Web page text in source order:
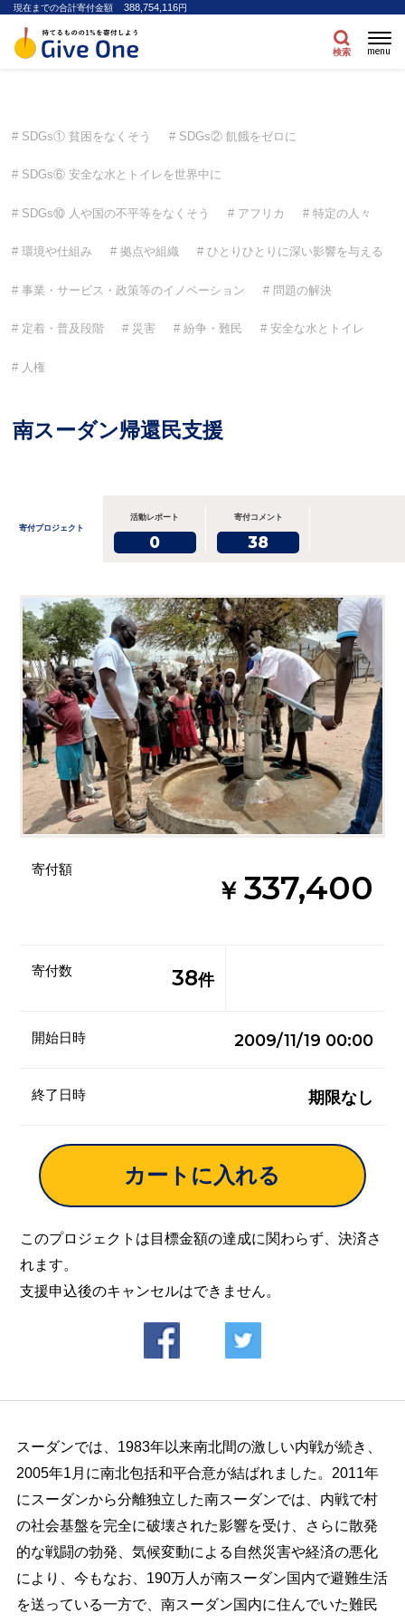
現在までの合計寄付金額 388,754,116円
検索 menu
SDGs① 貧困をなくそう SDGs② 飢餓をゼロに
SDGs⑥ 安全な水とトイレを世界中に
SDGs⑩ 人や国の不平等をなくそう アフリカ 特定の人々
環境や仕組み 拠点や組織 ひとりひとりに深い影響を与える
事業・サービス・政策等のイノベーション 問題の解決
定着・普及段階 災害 紛争・難民 安全な水とトイレ
人権
南スーダン帰還民支援
寄付プロジェクト
活動レポート
0
寄付コメント
38
寄付額
￥ 337,400
寄付数 38件
開始日時 2009/11/19 00:00
終了日時 期限なし
カートに入れる
このプロジェクトは目標金額の達成に関わらず、決済さ
れます。
支援申込後のキャンセルはできません。
スーダンでは、 1983年以来南北間の激しい内戦が続き、
2005年1 月に南北包括和平合意が結ばれました。 2011年
にスーダンから分離独立した南スーダンでは、内戦で村
の社会基盤を完全に破壊された影響を受け、さらに散発
的な戦闘の勃発、気候変動による自然災害や経済の悪化
により、今もなお、 190万人が南スーダン国内で避難生活
を送っている一方で、南スーダン国内に住んでいた難民